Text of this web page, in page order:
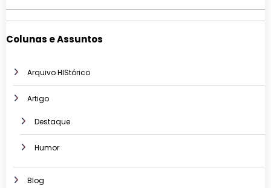
Colunas e Assuntos
Arquivo HIStórico
Artigo
Destaque
Humor
Blog